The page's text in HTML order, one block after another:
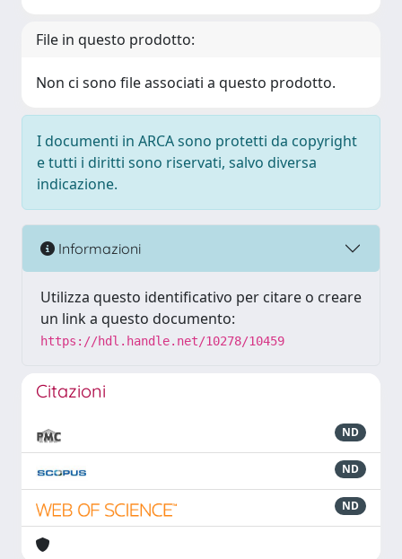
File in questo prodotto:
Non ci sono file associati a questo prodotto.
I documenti in ARCA sono protetti da copyright
e tutti i diritti sono riservati, salvo diversa
indicazione.
Informazioni
Utilizza questo identificativo per citare o creare
un link a questo documento:
https://hdl.handle.net/10278/10459
Citazioni
ND
ND
ND